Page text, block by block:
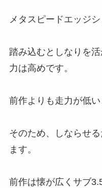
メタスピードエッジシ
踏み込むとしなりを
力は高めです。
前作よりも走力が低い
そのため、しならせ
ます。
前作は懐が広くサブ